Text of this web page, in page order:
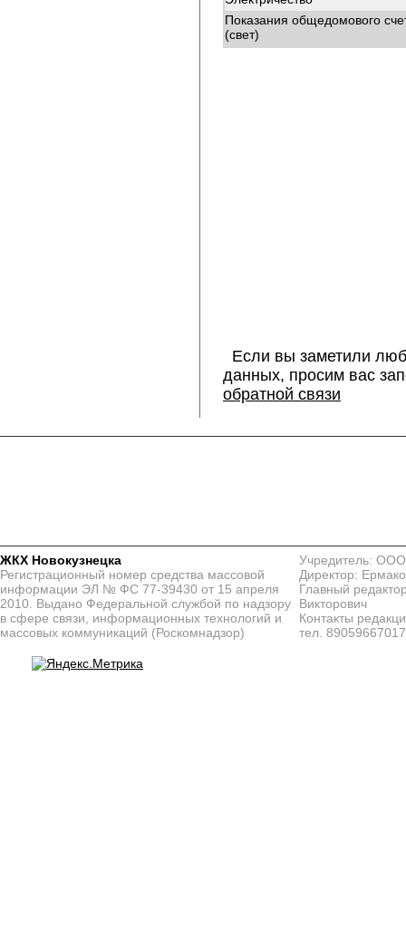
Показания общедомового
(свет)
Если вы заметили
данных, просим вас
обратной связи
ЖКХ Новокузнецка
Регистрационный номер средства массовой
информации ЭЛ № ФС 77-39430 от 15 апреля
2010. Выдано Федеральной службой по надзору
в сфере связи, информационных технологий и
массовых коммуникаций (Роскомнадзор)
Учредитель:
Директор:
Главный
Викторович
Контакты
тел. 89059667017